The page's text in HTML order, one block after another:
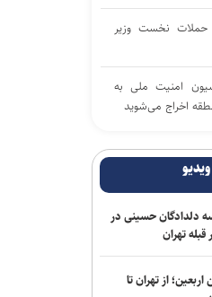
حملات نخست‌ وزیر
امنیت ملی به
اخراج می‌شوید
در انتخابات
سنا
آمار تلفات جنگ
منطقه ای ایران
ویدیو
دلدادگان حسینی در
تهران
اربعین؛ از تهران تا